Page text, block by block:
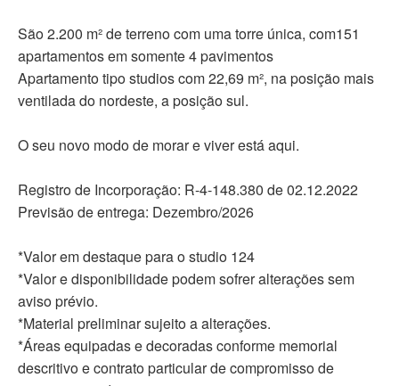
São 2.200 m² de terreno com uma torre única, com151
apartamentos em somente 4 pavimentos
Apartamento tipo studios com 22,69 m², na posição mais
ventilada do nordeste, a posição sul.
O seu novo modo de morar e viver está aqui.
Registro de Incorporação: R-4-148.380 de 02.12.2022
Previsão de entrega: Dezembro/2026
*Valor em destaque para o studio 124
*Valor e disponibilidade podem sofrer alterações sem
aviso prévio.
*Material preliminar sujeito a alterações.
*Áreas equipadas e decoradas conforme memorial
descritivo e contrato particular de compromisso de